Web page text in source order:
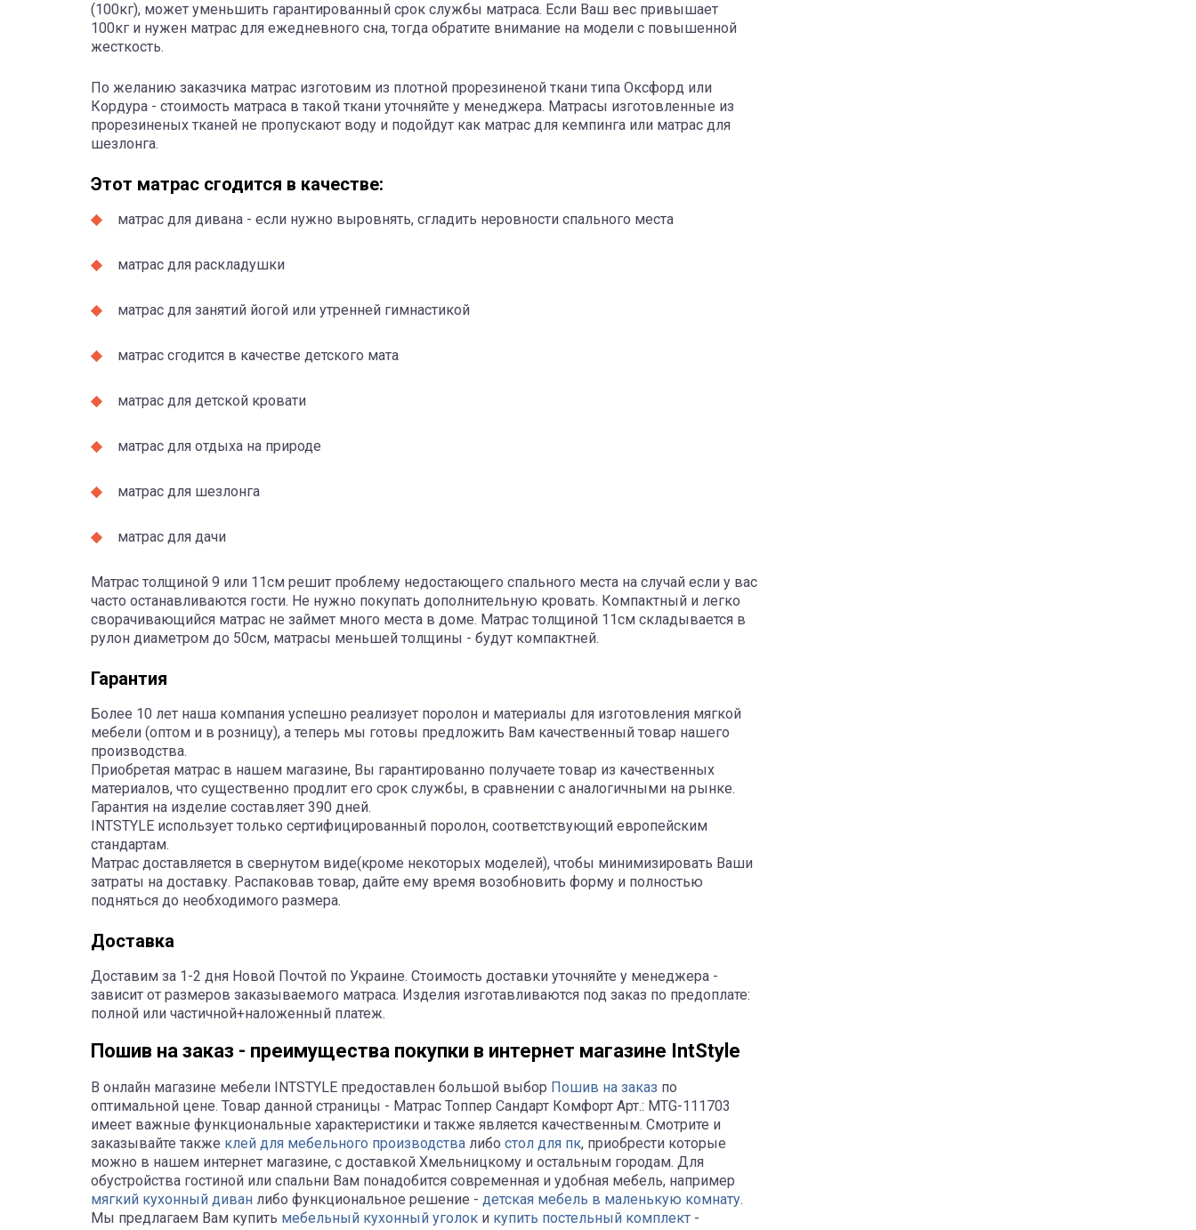
(100кг), может уменьшить гарантированный срок службы матраса. Если Ваш вес привышает
100кг и нужен матрас для ежедневного сна, тогда обратите внимание на модели с повышенной
жесткость.
По желанию заказчика матрас изготовим из плотной прорезиненой ткани типа Оксфорд или
Кордура - стоимость матраса в такой ткани уточняйте у менеджера. Матрасы изготовленные из
прорезиненых тканей не пропускают воду и подойдут как матрас для кемпинга или матрас для
шезлонга.
Этот матрас сгодится в качестве:
матрас для дивана - если нужно выровнять, сгладить неровности спального места
матрас для раскладушки
матрас для занятий йогой или утренней гимнастикой
матрас сгодится в качестве детского мата
матрас для детской кровати
матрас для отдыха на природе
матрас для шезлонга
матрас для дачи
Матрас толщиной 9 или 11см решит проблему недостающего спального места на случай если у вас
часто останавливаются гости. Не нужно покупать дополнительную кровать. Компактный и легко
сворачивающийся матрас не займет много места в доме. Матрас толщиной 11см складывается в
рулон диаметром до 50см, матрасы меньшей толщины - будут компактней.
Гарантия
Более 10 лет наша компания успешно реализует поролон и материалы для изготовления мягкой
мебели (оптом и в розницу), а теперь мы готовы предложить Вам качественный товар нашего
производства.
Приобретая матрас в нашем магазине, Вы гарантированно получаете товар из качественных
материалов, что существенно продлит его срок службы, в сравнении с аналогичными на рынке.
Гарантия на изделие составляет 390 дней.
INTSTYLE использует только сертифицированный поролон, соответствующий европейским
стандартам.
Матрас доставляется в свернутом виде(кроме некоторых моделей), чтобы минимизировать Ваши
затраты на доставку. Распаковав товар, дайте ему время возобновить форму и полностью
подняться до необходимого размера.
Доставка
Доставим за 1-2 дня Новой Почтой по Украине. Стоимость доставки уточняйте у менеджера -
зависит от размеров заказываемого матраса. Изделия изготавливаются под заказ по предоплате:
полной или частичной+наложенный платеж.
Пошив на заказ - преимущества покупки в интернет магазине IntStyle
В онлайн магазине мебели INTSTYLE предоставлен большой выбор Пошив на заказ по
оптимальной цене. Товар данной страницы - Матрас Топпер Сандарт Комфорт Арт.: MTG-111703
имеет важные функциональные характеристики и также является качественным. Смотрите и
заказывайте также клей для мебельного производства либо стол для пк, приобрести которые
можно в нашем интернет магазине, с доставкой Хмельницкому и остальным городам. Для
обустройства гостиной или спальни Вам понадобится современная и удобная мебель, например
мягкий кухонный диван либо функциональное решение - детская мебель в маленькую комнату.
Мы предлагаем Вам купить мебельный кухонный уголок и купить постельный комплект -